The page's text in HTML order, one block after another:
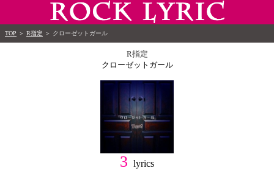
TOP ＞ R指定 ＞ クローゼットガール
R指定
クローゼットガール
3 lyrics